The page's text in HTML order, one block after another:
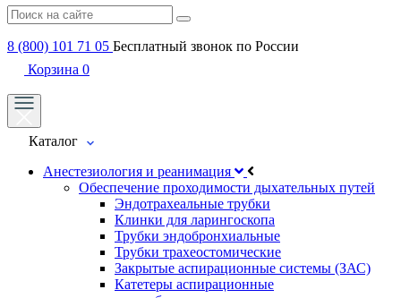
8 (800) 101 71 05 Бесплатный звонок по России
Корзина 0
Каталог
Анестезиология и реанимация
Обеспечение проходимости дыхательных путей
Эндотрахеальные трубки
Клинки для ларингоскопа
Трубки эндобронхиальные
Трубки трахеостомические
Закрытые аспирационные системы (ЗАС)
Катетеры аспирационные